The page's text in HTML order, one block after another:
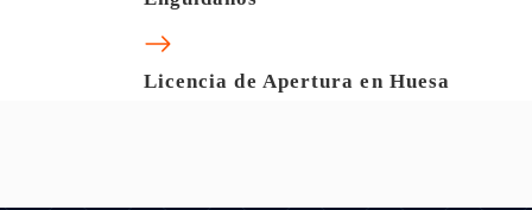
Licencia de Apertura en Huesa